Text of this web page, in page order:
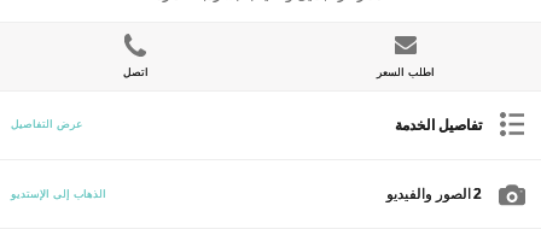
اطلب السعر اتصل
تفاصيل الخدمة عرض التفاصيل
2 الصور والفيديو الذهاب إلى الإستديو